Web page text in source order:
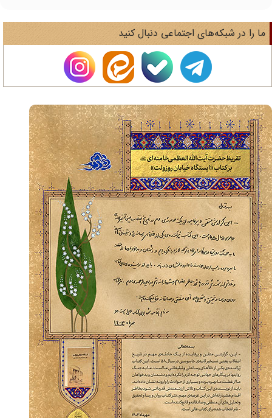
را در شبکه‌های اجتماعی دنبال کنید